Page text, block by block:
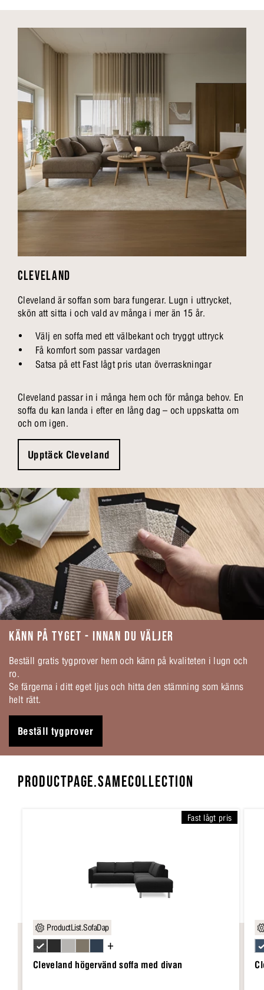
CLEVELAND
Cleveland är soffan som bara fungerar. Lugn i uttrycket,
skön att sitta i och vald av många i mer än 15 år.
Välj en soffa med ett välbekant och tryggt uttryck
Få komfort som passar vardagen
Satsa på ett Fast lågt pris utan överraskningar
Cleveland passar in i många hem och för många behov. En
soffa du kan landa i efter en lång dag – och uppskatta om
och om igen.
Upptäck Cleveland
KÄNN PÅ TYGET - INNAN DU VÄLJER
Beställ gratis tygprover hem och känn på kvaliteten i lugn och
ro.
Se färgerna i ditt eget ljus och hitta den stämning som känns
helt rätt.
Beställ tygprover
PRODUCTPAGE.SAMECOLLECTION
Fast lågt pris
ProductList.SofaDap
Cleveland högervänd soffa med divan
+